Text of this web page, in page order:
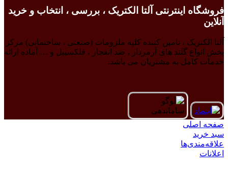
فروشگاه اینترنتی آلتا الکتریک ، بررسی ، انتخاب و خرید
آنلاین
آلتا الکتریک ، تامین کننده کلیه ملزومات (صنعتی ، ساختمانی) مرکز
پخش انواع گلند های آرمردار ، ضد انفجار ، فلکسیبل و … آماده ارائه
خدمات کامل به مشتریان می باشد.
صفحه اصلی
سبد خرید
علاقه‌مندی‌ها
اعلانات